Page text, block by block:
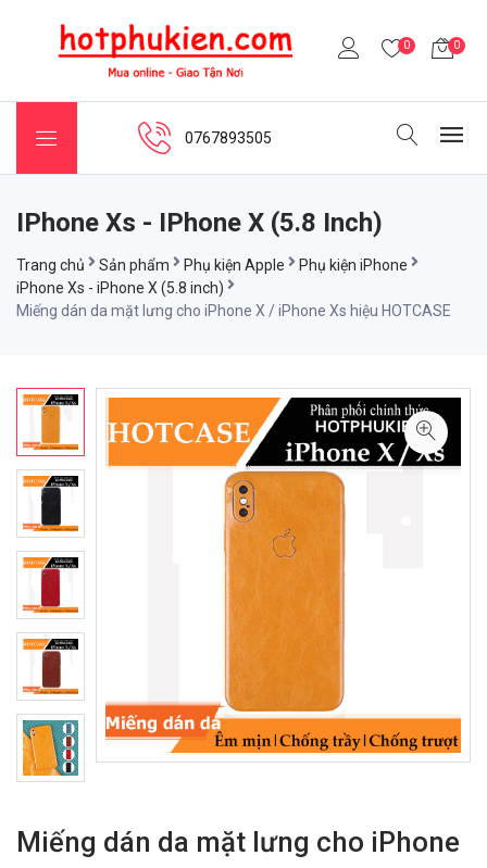
0 0
0767893505
IPhone Xs - IPhone X (5.8 Inch)
Trang chủ Sản phẩm Phụ kiện Apple
Phụ kiện iPhone
iPhone Xs - iPhone X (5.8 inch)
Miếng dán da mặt lưng cho iPhone X / iPhone Xs hiệu HOTCASE
Miếng dán da mặt lưng cho iPhone